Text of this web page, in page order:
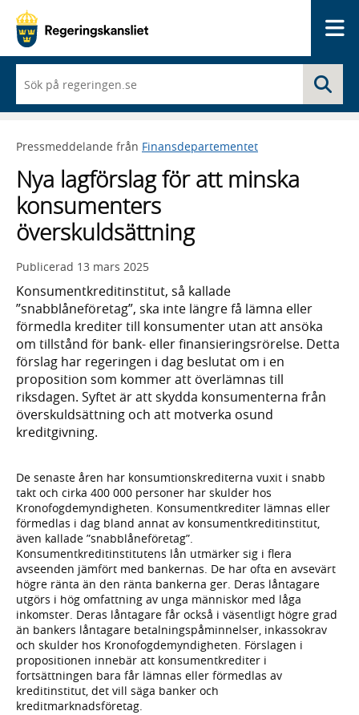
du
börjar
skriva
framträder
lista
med
sökförslag
Pressmeddelande från Finansdepartementet
Nya lagförslag för att minska
konsumenters
överskuldsättning
Publicerad 13 mars 2025
Konsumentkreditinstitut, så kallade
”snabblåneföretag”, ska inte längre få lämna eller
förmedla krediter till konsumenter utan att ansöka
om tillstånd för bank- eller finansieringsrörelse. Detta
förslag har regeringen i dag beslutat om i en
proposition som kommer att överlämnas till
riksdagen. Syftet är att skydda konsumenterna från
överskuldsättning och att motverka osund
kreditgivning.
De senaste åren har konsumtionskrediterna vuxit i snabb
takt och cirka 400 000 personer har skulder hos
Kronofogdemyndigheten. Konsumentkrediter lämnas eller
förmedlas i dag bland annat av konsumentkreditinstitut,
även kallade ”snabblåneföretag”.
Konsumentkreditinstitutens lån utmärker sig i flera
avseenden jämfört med bankernas. De har ofta en avsevärt
högre ränta än den ränta bankerna ger. Deras låntagare
utgörs i hög omfattning av unga människor med låga
inkomster. Deras låntagare får också i väsentligt högre grad
än bankers låntagare betalningspåminnelser, inkassokrav
och skulder hos Kronofogde­myndigheten. Förslagen i
propositionen innebär att konsumentkrediter i
fortsättningen bara får lämnas eller förmedlas av
kreditinstitut, det vill säga banker och
kreditmarknadsföretag.